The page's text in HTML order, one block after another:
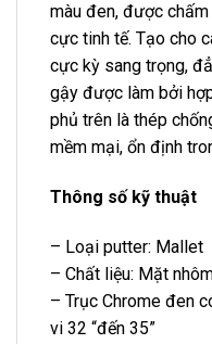
màu đen, được
cực tinh tế. Tạo cho
cực kỳ sang trọng,
gậy được làm bởi
phủ trên là thép
mềm mại, ổn định
Thông số kỹ thuật
– Loại putter: Mallet
– Chất liệu: Mặt
– Trục Chrome đen
vi 32 “đến 35”